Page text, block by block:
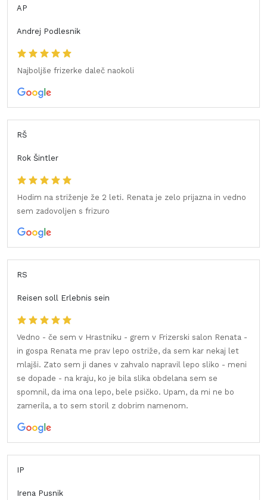
AP
Andrej Podlesnik
Najboljše frizerke daleč naokoli
RŠ
Rok Šintler
Hodim na striženje že 2 leti. Renata je zelo prijazna in vedno
sem zadovoljen s frizuro
RS
Reisen soll Erlebnis sein
Vedno - če sem v Hrastniku - grem v Frizerski salon Renata -
in gospa Renata me prav lepo ostriže, da sem kar nekaj let
mlajši. Zato sem ji danes v zahvalo napravil lepo sliko - meni
se dopade - na kraju, ko je bila slika obdelana sem se
spomnil, da ima ona lepo, bele psičko. Upam, da mi ne bo
zamerila, a to sem storil z dobrim namenom.
IP
Irena Pusnik